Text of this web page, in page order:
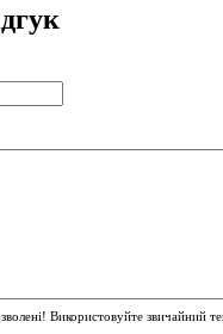
Використовуйте звичайний